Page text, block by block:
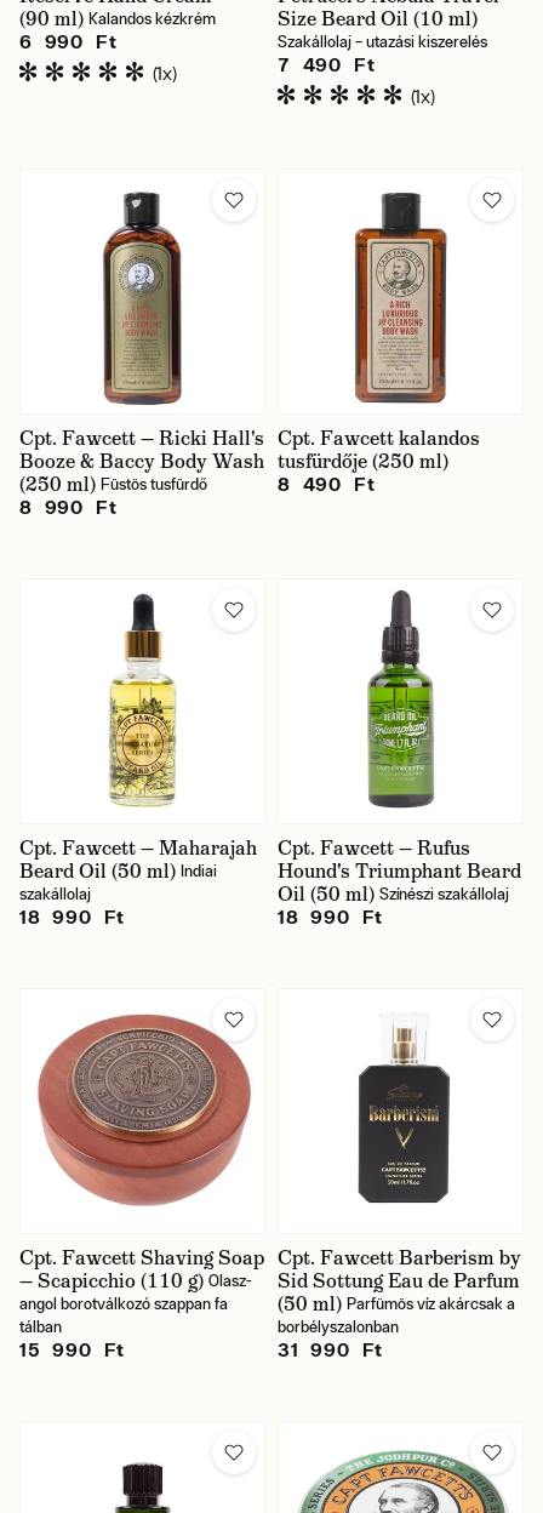
(90 ml) Kalandos kézkrém
6 990 Ft
(1x)
Size Beard Oil (10 ml)
Szakállolaj – utazási kiszerelés
7 490 Ft
(1x)
Cpt. Fawcett — Ricki Hall's
Booze & Baccy Body Wash
(250 ml) Füstös tusfürdő
8 990 Ft
Cpt. Fawcett kalandos
tusfürdője (250 ml)
8 490 Ft
Cpt. Fawcett — Maharajah
Beard Oil (50 ml) Indiai
szakállolaj
18 990 Ft
Cpt. Fawcett — Rufus
Hound's Triumphant Beard
Oil (50 ml) Színészi szakállolaj
18 990 Ft
Cpt. Fawcett Shaving Soap
— Scapicchio (110 g) Olasz-
angol borotválkozó szappan fa
tálban
15 990 Ft
Cpt. Fawcett Barberism by
Sid Sottung Eau de Parfum
(50 ml) Parfümös víz akárcsak a
borbélyszalonban
31 990 Ft